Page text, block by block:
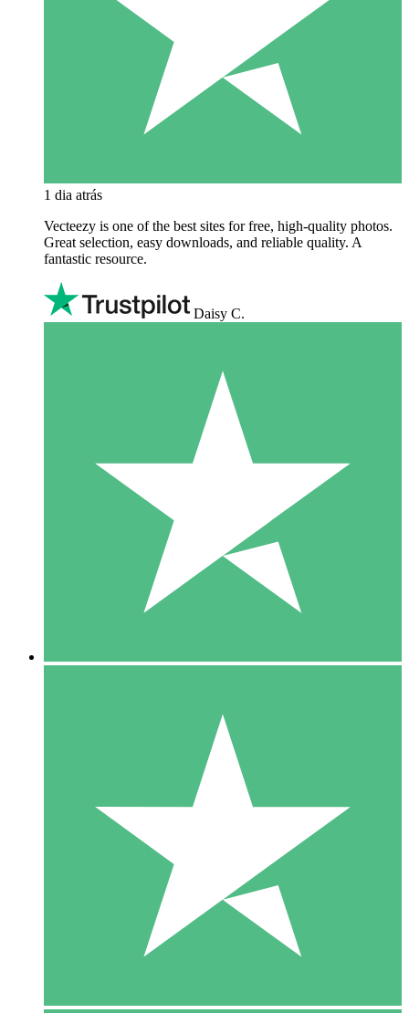
1 dia atrás
Vecteezy is one of the best sites for free, high‑quality photos.
Great selection, easy downloads, and reliable quality. A
fantastic resource.
Daisy C.